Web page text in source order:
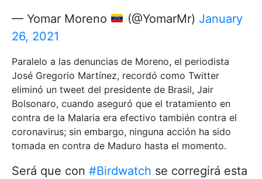
— Yomar Moreno
(@YomarMr) January
26, 2021
Paralelo a las denuncias de Moreno, el periodista
José Gregorio Martínez, recordó como Twitter
eliminó un tweet del presidente de Brasil, Jair
Bolsonaro, cuando aseguró que el tratamiento en
contra de la Malaria era efectivo también contra el
coronavirus; sin embargo, ninguna acción ha sido
tomada en contra de Maduro hasta el momento.
Será que con #Birdwatch se corregirá esta